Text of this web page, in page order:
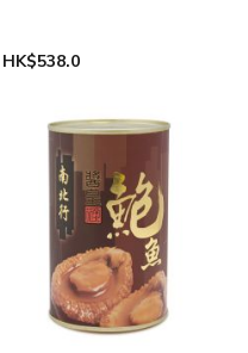
HK$538.0